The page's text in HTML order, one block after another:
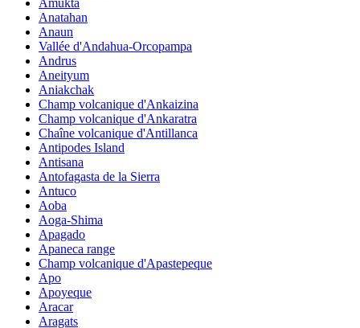
Anatahan
Anaun
Vallée d'Andahua-Orcopampa
Andrus
Aneityum
Aniakchak
Champ volcanique d'Ankaizina
Champ volcanique d'Ankaratra
Chaîne volcanique d'Antillanca
Antipodes Island
Antisana
Antofagasta de la Sierra
Antuco
Aoba
Aoga-Shima
Apagado
Apaneca range
Champ volcanique d'Apastepeque
Apo
Apoyeque
Aracar
Aragats